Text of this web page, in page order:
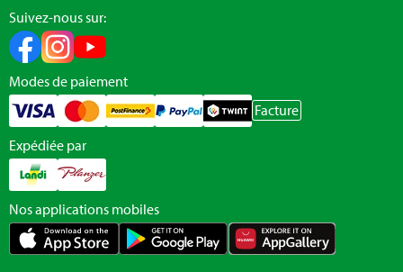
Suivez-nous sur:
Modes de paiement
Facture
Expédiée par
Nos applications mobiles